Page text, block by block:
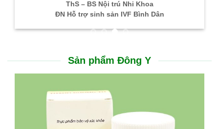
ThS – BS Nội trú Nhi Khoa
ĐN Hỗ trợ sinh sản IVF Bình Dân
Sản phẩm Đông Y